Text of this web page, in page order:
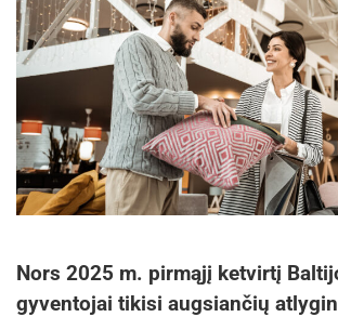
Nors 2025 m. pirmąjį ketvirtį
gyventojai tikisi augsiančių